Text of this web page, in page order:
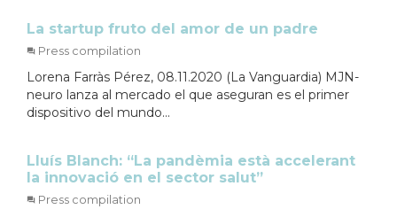
La startup fruto del amor de un padre
Press compilation
Lorena Farràs Pérez, 08.11.2020 (La Vanguardia) MJN-
neuro lanza al mercado el que aseguran es el primer
dispositivo del mundo...
Lluís Blanch: “La pandèmia està accelerant
la innovació en el sector salut”
Press compilation